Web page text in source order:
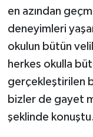
en azından
deneyimleri
okulun bütün
herkes okulla
gerçekleştirilen
bizler de gayet
şeklinde